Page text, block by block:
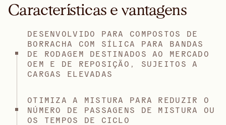
Características e vantagens
DESENVOLVIDO PARA COMPOSTOS DE
BORRACHA COM SÍLICA PARA BANDAS
DE RODAGEM DESTINADOS AO MERCADO
OEM E DE REPOSIÇÃO, SUJEITOS A
CARGAS ELEVADAS
OTIMIZA A MISTURA PARA REDUZIR O
NÚMERO DE PASSAGENS DE MISTURA OU
OS TEMPOS DE CICLO